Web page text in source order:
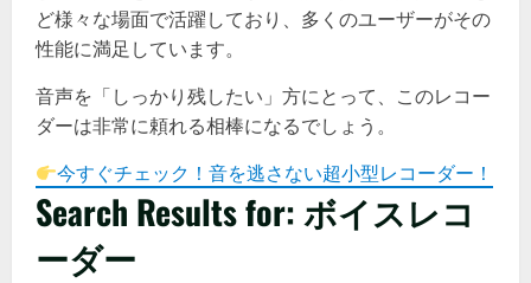
ど様々な場面で活躍しており、多くのユーザーがその
性能に満足しています。
音声を「しっかり残したい」方にとって、このレコー
ダーは非常に頼れる相棒になるでしょう。
今すぐチェック！音を逃さない超小型レコーダー！
Search Results for: ボイスレコ
ーダー